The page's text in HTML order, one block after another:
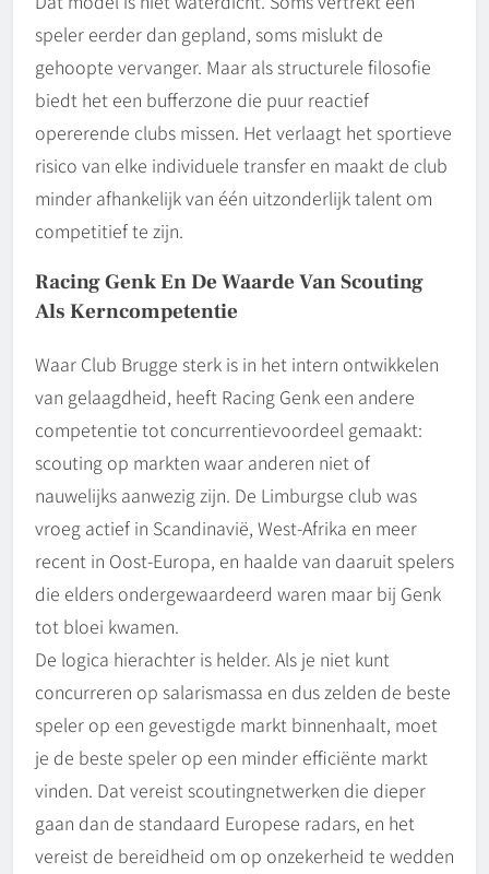
speler eerder dan gepland, soms mislukt de
gehoopte vervanger. Maar als structurele filosofie
biedt het een bufferzone die puur reactief
opererende clubs missen. Het verlaagt het sportieve
risico van elke individuele transfer en maakt de club
minder afhankelijk van één uitzonderlijk talent om
competitief te zijn.
Racing Genk En De Waarde Van Scouting
Als Kerncompetentie
Waar Club Brugge sterk is in het intern ontwikkelen
van gelaagdheid, heeft Racing Genk een andere
competentie tot concurrentievoordeel gemaakt:
scouting op markten waar anderen niet of
nauwelijks aanwezig zijn. De Limburgse club was
vroeg actief in Scandinavië, West-Afrika en meer
recent in Oost-Europa, en haalde van daaruit spelers
die elders ondergewaardeerd waren maar bij Genk
tot bloei kwamen.
De logica hierachter is helder. Als je niet kunt
concurreren op salarismassa en dus zelden de beste
speler op een gevestigde markt binnenhaalt, moet
je de beste speler op een minder efficiënte markt
vinden. Dat vereist scoutingnetwerken die dieper
gaan dan de standaard Europese radars, en het
vereist de bereidheid om op onzekerheid te wedden